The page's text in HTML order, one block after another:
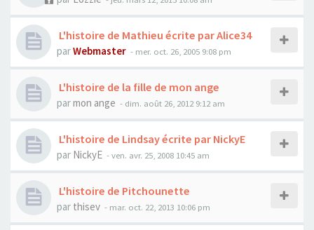
L'histoire de Mathieu écrite par Alice34
parWebmaster - mer. oct. 26, 2005 9:08 pm
L'histoire de la fille de mon ange
parmon ange - dim. août 26, 2012 9:12 am
L'histoire de Lindsay écrite par NickyE
par NickyE - ven. avr. 25, 2008 10:45 am
L'histoire de Pitchounette
par thisev - mar. oct. 22, 2013 10:06 pm